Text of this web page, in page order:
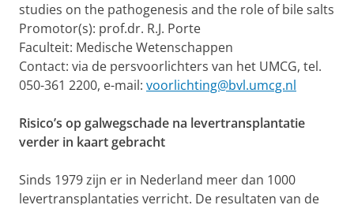
studies on the pathogenesis and the role of bile salts
Promotor(s): prof.dr. R.J. Porte
Faculteit: Medische Wetenschappen
Contact: via de persvoorlichters van het UMCG, tel.
050-361 2200, e-mail: voorlichting@bvl.umcg.nl
Risico’s op galwegschade na levertransplantatie
verder in kaart gebracht
Sinds 1979 zijn er in Nederland meer dan 1000
levertransplantaties verricht. De resultaten van de